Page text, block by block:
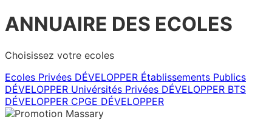
ANNUAIRE DES ECOLES
Choisissez votre ecoles
Ecoles Privées DÉVELOPPER Établissements Publics
DÉVELOPPER Univérsités Privées DÉVELOPPER BTS
DÉVELOPPER CPGE DÉVELOPPER